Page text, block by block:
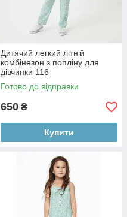
Дитячий легкий літній
комбінезон з попліну для
дівчинки 116
Готово до відправки
650 ₴
Купити